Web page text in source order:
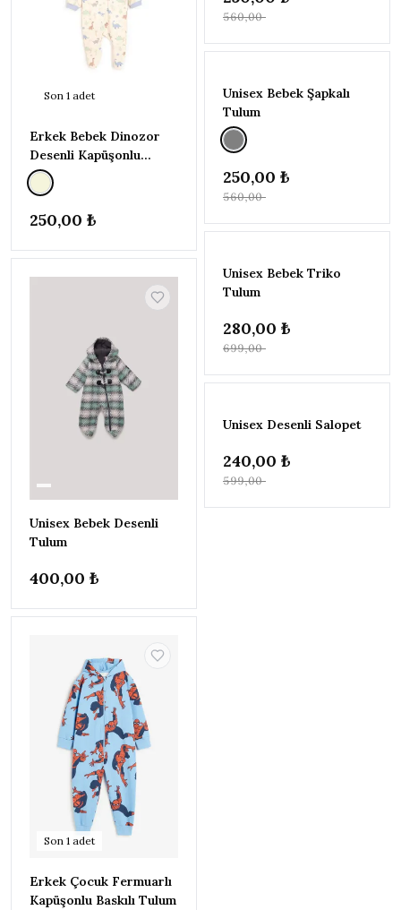
İNDİRİM
Brogues
Elbise
Pijama Takımı
Bluz
Spor Şort
Alt - Üst Takım
Genel
★
ve
★★★
üzeri
★★
ve
★★★★★
ve
Uygula
MARKA▾
Zeyder Kids
Gri1
Mavi1
Son 1 adet
Erkek Bebek Dinozor
Desenli Kapüşonlu
Tulum
250,00 ₺
Unisex Bebek Desenli
Tulum
400,00 ₺
Son 1 adet
Erkek Çocuk Fermuarlı
Kapüşonlu Baskılı Tulum
560,00 ₺
-%55
TÜKENDI
Unisex Bebek Şapkalı
Tulum
250,00 ₺
560,00 ₺
-%60
TÜKENDI
Unisex Bebek Triko
Tulum
280,00 ₺
699,00 ₺
-%60
TÜKENDI
Unisex Desenli Salopet
240,00 ₺
599,00 ₺